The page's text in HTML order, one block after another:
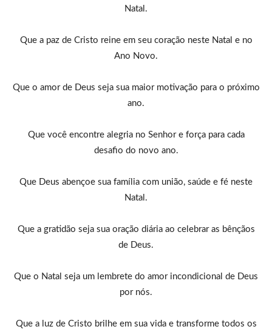
Natal.
Que a paz de Cristo reine em seu coração neste Natal e no
Ano Novo.
Que o amor de Deus seja sua maior motivação para o próximo
ano.
Que você encontre alegria no Senhor e força para cada
desafio do novo ano.
Que Deus abençoe sua família com união, saúde e fé neste
Natal.
Que a gratidão seja sua oração diária ao celebrar as bênçãos
de Deus.
Que o Natal seja um lembrete do amor incondicional de Deus
por nós.
Que a luz de Cristo brilhe em sua vida e transforme todos os